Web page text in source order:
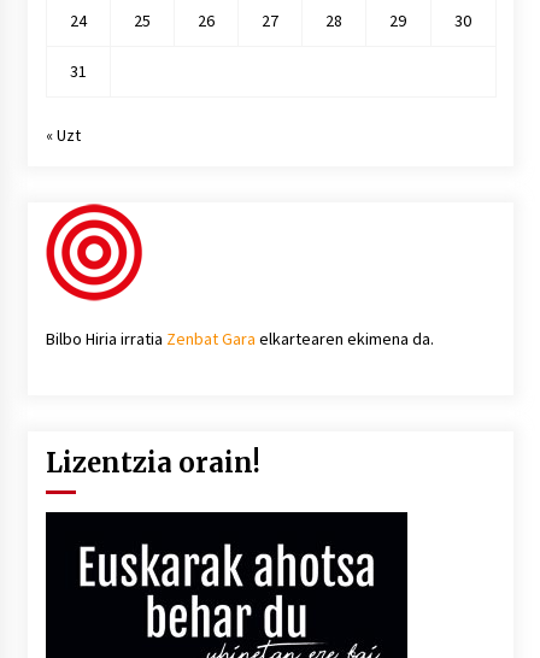
24 25 26 27 28 29 30
31
« Uzt
Bilbo Hiria irratia Zenbat Gara elkartearen ekimena da.
Lizentzia orain!